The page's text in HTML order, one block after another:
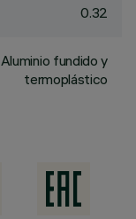
0.32
Aluminio fundido y
termoplástico